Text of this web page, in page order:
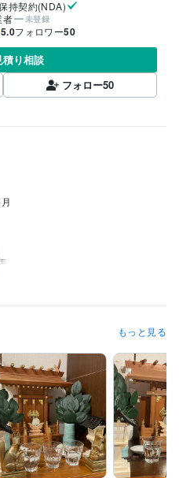
持契約(NDA)
者
未登録
5.0フォロワー50
り相談
フォロー50
御祈願・お祓い等）:28年
九星気学鑑定（方位学）:28年
・浄霊） 心願成就 水子霊供養
開運 神道 御祈願 霊視
お祓い
もっと見る